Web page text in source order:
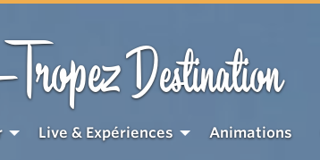
Destination
Live & Expériences Animations